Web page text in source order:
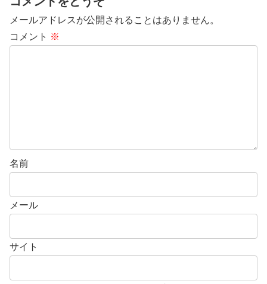
メールアドレスが公開されることはありません。
コメント ※
名前
メール
サイト